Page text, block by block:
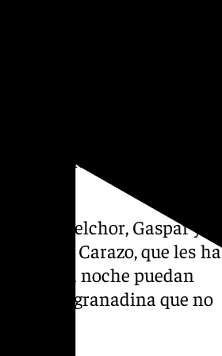
repartido a la vez que
personas, 200 de ellas
Civil de Granada y a la
tanto
Melchor, Gaspar y
Carazo, que les ha
que esta noche puedan
granadina que no